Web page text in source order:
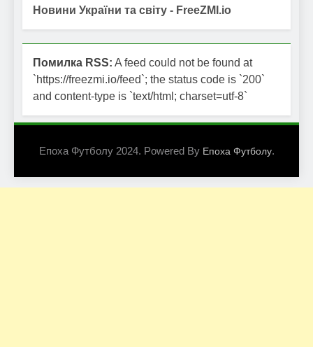
Новини України та світу - FreeZMI.io
Помилка RSS: A feed could not be found at
`https://freezmi.io/feed`; the status code is `200`
and content-type is `text/html; charset=utf-8`
Епоха Футболу 2024. Powered By Епоха Футболу.